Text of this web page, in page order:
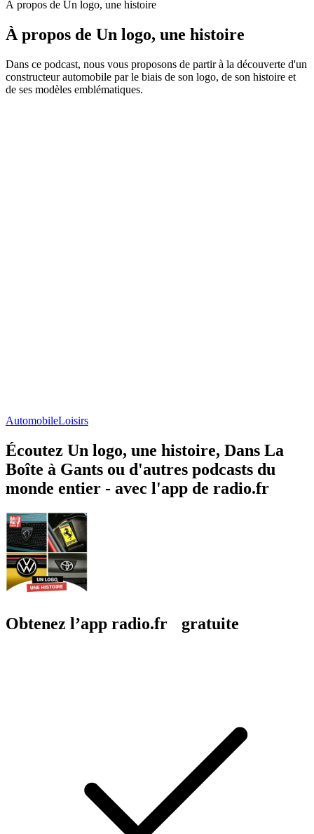
À propos de Un logo, une histoire
À propos de Un logo, une histoire
Dans ce podcast, nous vous proposons de partir à la découverte d'un
constructeur automobile par le biais de son logo, de son histoire et
de ses modèles emblématiques.
AutomobileLoisirs
Écoutez Un logo, une histoire, Dans La
Boîte à Gants ou d'autres podcasts du
monde entier - avec l'app de radio.fr
Obtenez l’app radio.fr gratuite